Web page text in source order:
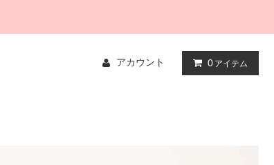
アカウント 0 アイテム